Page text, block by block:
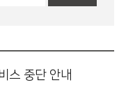
스 중단 안내